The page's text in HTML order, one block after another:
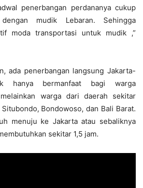
penerbangan perdananya cukup
mudik Lebaran. Sehingga
moda transportasi untuk mudik ,”
ada penerbangan langsung Jakarta-
hanya bermanfaat bagi warga
warga dari daerah sekitar
Bondowoso, dan Bali Barat.
menuju ke Jakarta atau sebaliknya
sekitar 1,5 jam.